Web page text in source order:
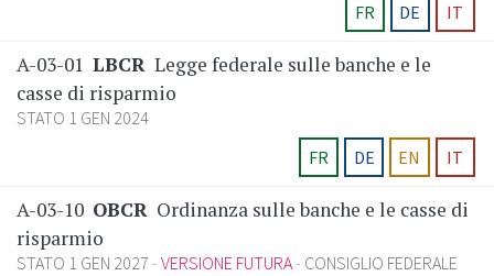
FR
DE IT
A-03-01 LBCR Legge federale sulle banche e le
casse di risparmio
STATO 1 GEN 2024
FR
DE EN IT
A-03-10 OBCR Ordinanza sulle banche e le casse di
risparmio
STATO 1 GEN 2027 VERSIONE FUTURA CONSIGLIO FEDERALE